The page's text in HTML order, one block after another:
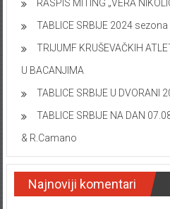
RASPIS MITING „VERA
TABLICE SRBIJE 2024
TRIJUMF KRUŠEVAČKIH
U BACANJIMA
TABLICE SRBIJE U DVORANI
TABLICE SRBIJE NA DAN
& R.Camano
Najnoviji komentari